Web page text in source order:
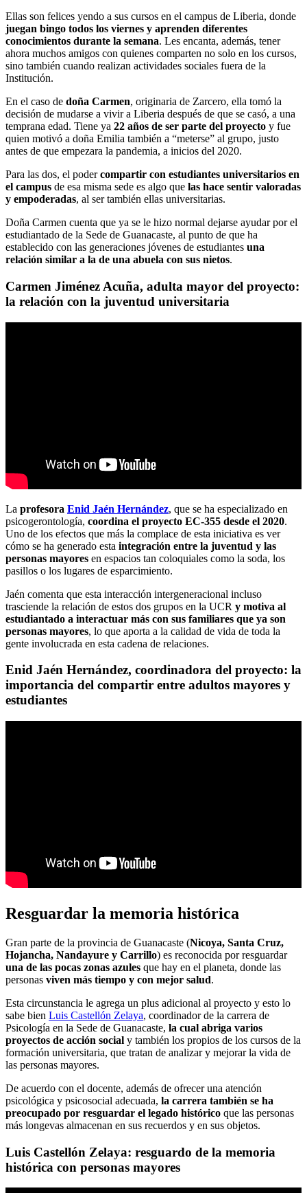
Ellas son felices yendo a sus cursos en el campus de Liberia, donde
juegan bingo todos los viernes y aprenden diferentes
conocimientos durante la semana. Les encanta, además, tener
ahora muchos amigos con quienes comparten no solo en los cursos,
sino también cuando realizan actividades sociales fuera de la
Institución.
En el caso de doña Carmen, originaria de Zarcero, ella tomó la
decisión de mudarse a vivir a Liberia después de que se casó, a una
temprana edad. Tiene ya 22 años de ser parte del proyecto y fue
quien motivó a doña Emilia también a “meterse” al grupo, justo
antes de que empezara la pandemia, a inicios del 2020.
Para las dos, el podercompartir con estudiantes universitarios en
el campus de esa misma sede es algo que las hace sentir valoradas
y empoderadas, al ser también ellas universitarias.
Doña Carmen cuenta que ya se le hizo normal dejarse ayudar por el
estudiantado de la Sede de Guanacaste, al punto de que ha
establecido con las generaciones jóvenes de estudiantes una
relación similar a la de una abuela con sus nietos.
Carmen Jiménez Acuña, adulta mayor del proyecto:
la relación con la juventud universitaria
La profesora Enid Jaén Hernández, que se ha especializado en
psicogerontología, coordina el proyecto EC-355 desde el 2020.
Uno de los efectos que más la complace de esta iniciativa es ver
cómo se ha generado esta integración entre la juventud y las
personas mayores en espacios tan coloquiales como la soda, los
pasillos o los lugares de esparcimiento.
Jaén comenta que esta interacción intergeneracional incluso
trasciende la relación de estos dos grupos en la UCR y motiva al
estudiantado a interactuar más con sus familiares que ya son
personas mayores, lo que aporta a la calidad de vida de toda la
gente involucrada en esta cadena de relaciones.
Enid Jaén Hernández, coordinadora del proyecto: la
importancia del compartir entre adultos mayores y
estudiantes
Resguardar la memoria histórica
Gran parte de la provincia de Guanacaste (Nicoya, Santa Cruz,
Hojancha, Nandayure y Carrillo) es reconocida por resguardar
una de las pocas zonas azules que hay en el planeta, donde las
personas viven más tiempo y con mejor salud.
Esta circunstancia le agrega un plus adicional al proyecto y esto lo
sabe bien Luis Castellón Zelaya, coordinador de la carrera de
Psicología en la Sede de Guanacaste, la cual abriga varios
proyectos de acción social y también los propios de los cursos de la
formación universitaria, que tratan de analizar y mejorar la vida de
las personas mayores.
De acuerdo con el docente, además de ofrecer una atención
psicológica y psicosocial adecuada, la carrera también se ha
preocupado por resguardar el legado histórico que las personas
más longevas almacenan en sus recuerdos y en sus objetos.
Luis Castellón Zelaya: resguardo de la memoria
histórica con personas mayores